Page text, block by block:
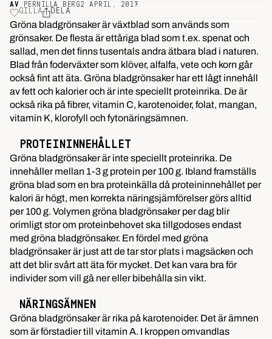
AV PERNILLA BERG2 APRIL, 2017
GILLA DELA
Gröna bladgrönsaker är växtblad som används som
grönsaker. De flesta är ettåriga blad som t.ex. spenat och
sallad, men det finns tusentals andra ätbara blad i naturen.
Blad från foderväxter som klöver, alfalfa, vete och korn går
också fint att äta. Gröna bladgrönsaker har ett lågt innehåll
av fett och kalorier och är inte speciellt proteinrika. De är
också rika på fibrer, vitamin C, karotenoider, folat, mangan,
vitamin K, klorofyll och fytonäringsämnen.
PROTEININNEHÅLLET
Gröna bladgrönsaker är inte speciellt proteinrika. De
innehåller mellan 1-3 g protein per 100 g. Ibland framställs
gröna blad som en bra proteinkälla då proteininnehållet per
kalori är högt, men korrekta näringsjämförelser görs alltid
per 100 g. Volymen gröna bladgrönsaker per dag blir
orimligt stor om proteinbehovet ska tillgodoses endast
med gröna bladgrönsaker. En fördel med gröna
bladgrönsaker är just att de tar stor plats i magsäcken och
att det blir svårt att äta för mycket. Det kan vara bra för
individer som vill gå ner eller bibehålla sin vikt.
NÄRINGSÄMNEN
Gröna bladgrönsaker är rika på karotenoider. Det är ämnen
som är förstadier till vitamin A. I kroppen omvandlas